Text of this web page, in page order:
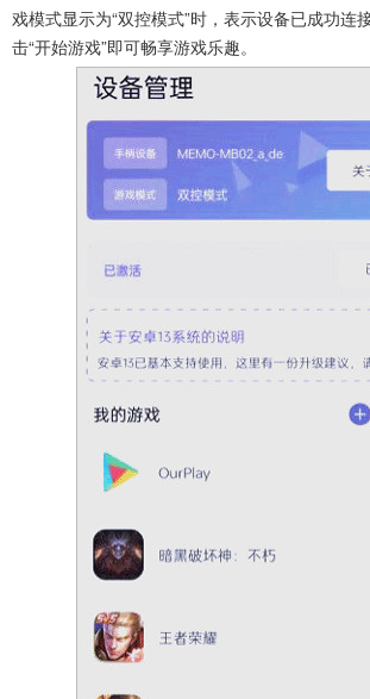
戏模式显示为“双控模式”时，表示设备已成功连
击“开始游戏”即可畅享游戏乐趣。